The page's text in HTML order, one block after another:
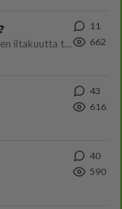
Poliisin mukaan nuori oli lähes täysi-ikäinen. Ennen iltakuutta tulleen ilmoituksen mukaan ihminen oli joutunut mahdoll
11
662
43
616
40
590